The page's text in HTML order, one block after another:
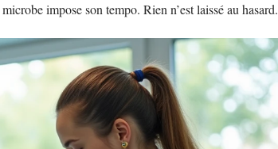
impose son tempo. Rien n’est laissé au hasard.